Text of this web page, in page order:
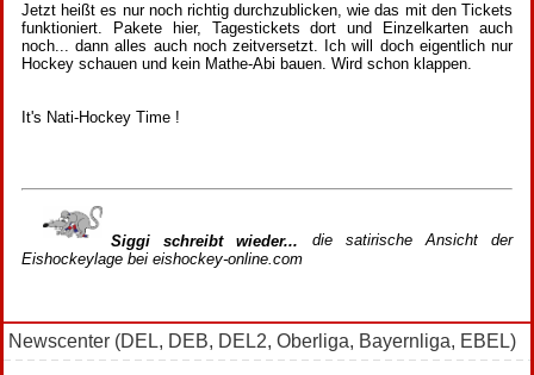
Jetzt heißt es nur noch richtig durchzublicken, wie das mit den Tickets
funktioniert. Pakete hier, Tagestickets dort und Einzelkarten auch
noch... dann alles auch noch zeitversetzt. Ich will doch eigentlich nur
Hockey schauen und kein Mathe-Abi bauen. Wird schon klappen.
It's Nati-Hockey Time !
Siggi schreibt wieder... die satirische Ansicht der
Eishockeylage bei eishockey-online.com
Newscenter (DEL, DEB, DEL2, Oberliga, Bayernliga, EBEL)